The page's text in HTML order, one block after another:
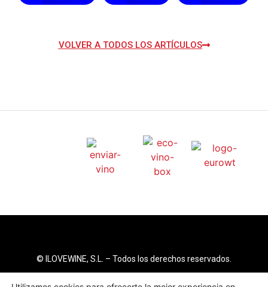
VOLVER A TODOS LOS ARTÍCULOS
© ILOVEWINE, S.L. – Todos los derechos reservados.
Aviso Legal– Política de Privacidad–Política de Cookies